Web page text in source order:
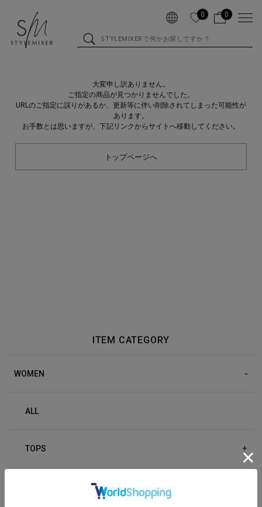
0 0
大変申し訳ありません。
ご指定の商品が見つかりませんでした。
URLのご指定に誤りがあるか、更新等に伴い削除されてしまった可能性が
あります。
お手数とは思いますが、下記リンクからサイトへ移動してください。
トップページへ
ITEM CATEGORY
WOMEN
ALL
TOPS +